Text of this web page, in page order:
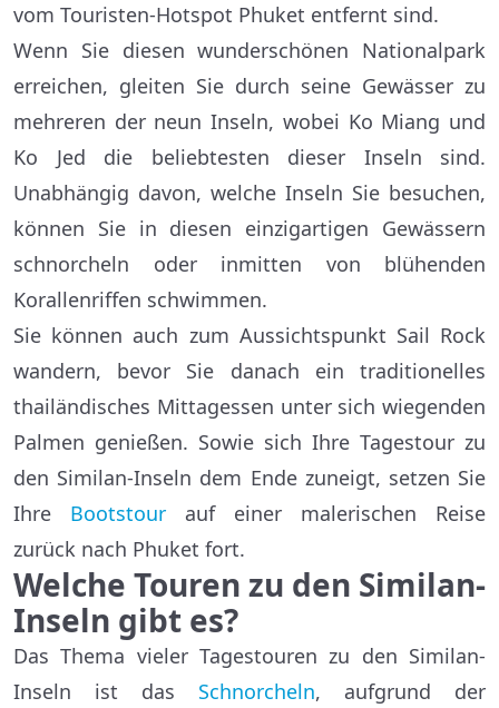
vom Touristen-Hotspot Phuket entfernt sind.
Wenn Sie diesen wunderschönen Nationalpark
erreichen, gleiten Sie durch seine Gewässer zu
mehreren der neun Inseln, wobei Ko Miang und
Ko Jed die beliebtesten dieser Inseln sind.
Unabhängig davon, welche Inseln Sie besuchen,
können Sie in diesen einzigartigen Gewässern
schnorcheln oder inmitten von blühenden
Korallenriffen schwimmen.
Sie können auch zum Aussichtspunkt Sail Rock
wandern, bevor Sie danach ein traditionelles
thailändisches Mittagessen unter sich wiegenden
Palmen genießen. Sowie sich Ihre Tagestour zu
den Similan-Inseln dem Ende zuneigt, setzen Sie
Ihre Bootstour auf einer malerischen Reise
zurück nach Phuket fort.
Welche Touren zu den Similan-
Inseln gibt es?
Das Thema vieler Tagestouren zu den Similan-
Inseln ist das Schnorcheln, aufgrund der